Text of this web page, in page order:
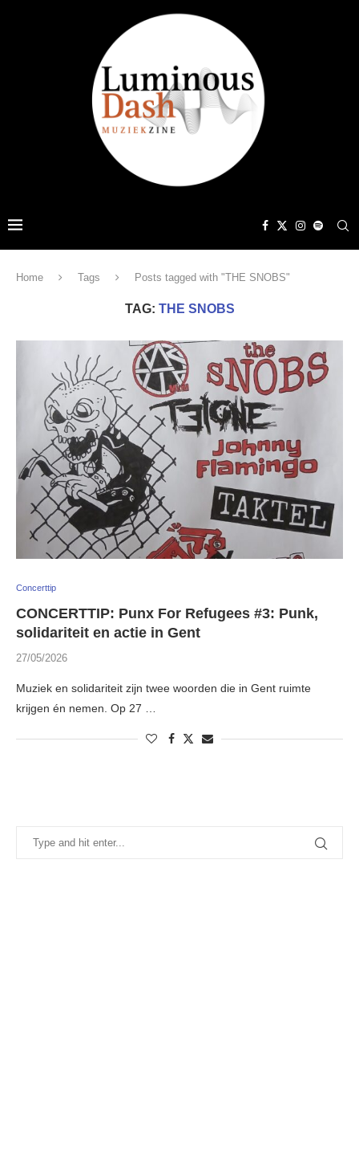
Home Tags Posts tagged with "THE SNOBS"
TAG: THE SNOBS
Concerttip
CONCERTTIP: Punx For Refugees #3: Punk,
solidariteit en actie in Gent
27/05/2026
Muziek en solidariteit zijn twee woorden die in Gent ruimte
krijgen én nemen. Op 27 …